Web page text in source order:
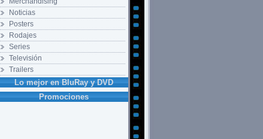
Noticias
Posters
Rodajes
Series
Televisión
Trailers
Lo mejor en BluRay y DVD
Promociones